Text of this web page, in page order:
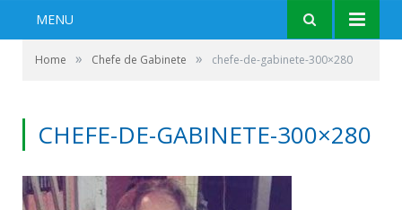
MENU
Home » Chefe de Gabinete » chefe-de-gabinete-300×280
CHEFE-DE-GABINETE-300×280